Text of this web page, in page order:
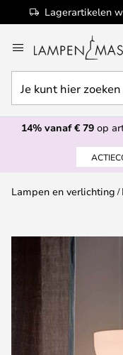
Lagerartikelen
naar
de
inhoud
kunt
hier
zoeken
webwinkel
14% vanaf € 79 op
Lampen en verlichting